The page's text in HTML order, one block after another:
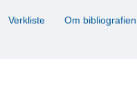
Verkliste Om bibliografien